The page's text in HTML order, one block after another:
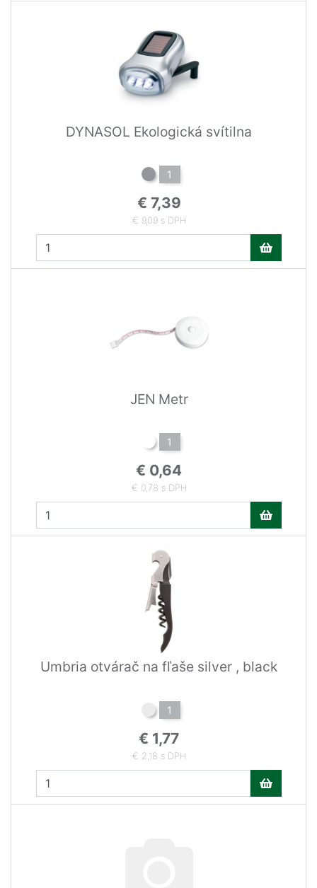
DYNASOL Ekologická svítilna
1
€ 7,39
€ 9,09 s DPH
JEN Metr
1
€ 0,64
€ 0,78 s DPH
Umbria otvárač na fľaše silver , black
1
€ 1,77
€ 2,18 s DPH